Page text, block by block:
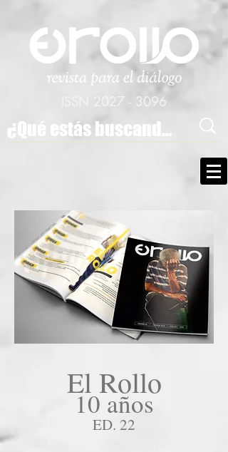
2027 - 3096
El Rollo
10 años
ED. 22